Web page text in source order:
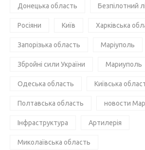
Донецька область Безпілотний
Росіяни Київ Харківська
Запорізька область Маріуполь
Збройні сили України Мариуполь
Одеська область Київська
Полтавська область новости
Інфраструктура Артилерія
Миколаївська область